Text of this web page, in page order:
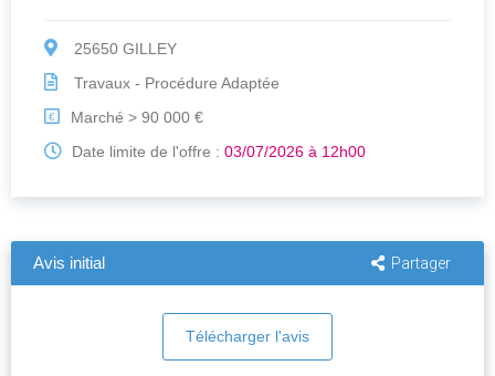
25650 GILLEY
Travaux - Procédure Adaptée
€
Marché > 90 000 €
Date limite de l'offre : 03/07/2026 à 12h00
Avis initial Partager
Télécharger l'avis